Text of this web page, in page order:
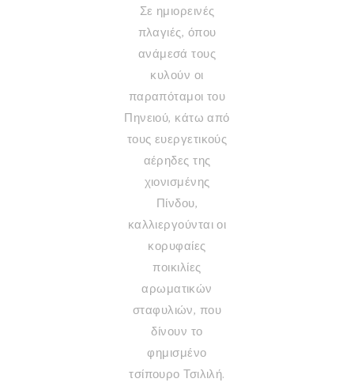
Σε ημιορεινές
πλαγιές, όπου
ανάμεσά τους
κυλούν οι
παραπόταμοι του
Πηνειού, κάτω από
τους ευεργετικούς
αέρηδες της
χιονισμένης
Πίνδου,
καλλιεργούνται οι
κορυφαίες
ποικιλίες
αρωματικών
σταφυλιών, που
δίνουν το
φημισμένο
τσίπουρο Τσιλιλή.